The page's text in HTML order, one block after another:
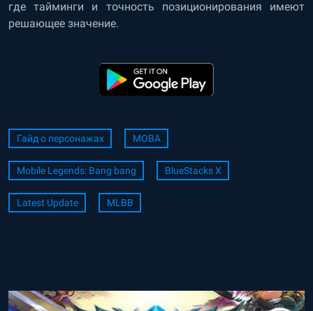
где тайминги и точность позиционирования имеют
решающее значение.
Гайд о персонажах MOBA
Mobile Legends: Bang bang BlueStacks X
Latest Update MLBB